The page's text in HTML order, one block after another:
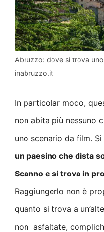
Abruzzo: dove si trova uno
inabruzzo.it
In particolar modo,
non abita più nessuno
uno scenario da film.
un paesino che dista
Scanno e si trova in
Raggiungerlo non è
quanto si trova a
non asfaltate,